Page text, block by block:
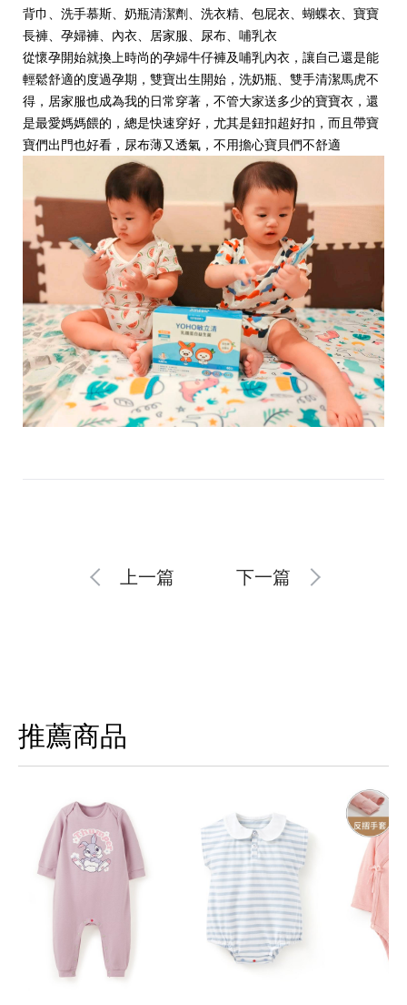
背巾、洗手慕斯、奶瓶清潔劑、洗衣精、包屁衣、蝴蝶衣、寶寶
長褲、孕婦褲、內衣、居家服、尿布、哺乳衣
從懷孕開始就換上時尚的孕婦牛仔褲及哺乳內衣，讓自己還是能
輕鬆舒適的度過孕期，雙寶出生開始，洗奶瓶、雙手清潔馬虎不
得，居家服也成為我的日常穿著，不管大家送多少的寶寶衣，還
是最愛媽媽餵的，總是快速穿好，尤其是鈕扣超好扣，而且帶寶
寶們出門也好看，尿布薄又透氣，不用擔心寶貝們不舒適
上一篇 下一篇
推薦商品